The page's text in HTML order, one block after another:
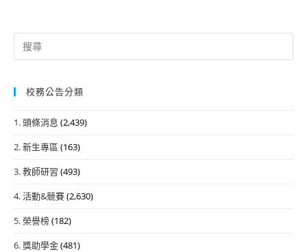
Search
for:
校務公告分類
1. 頭條消息 (2,439)
2. 新生專區 (163)
3. 教師研習 (493)
4. 活動&競賽(2,630)
5. 榮譽榜(182)
6. 獎助學金(481)